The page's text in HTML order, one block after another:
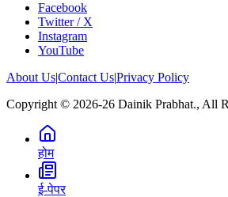
Facebook
Twitter / X
Instagram
YouTube
About Us|Contact Us|Privacy Policy
Copyright © 2026-26 Dainik Prabhat., All
होम
ई-पेपर